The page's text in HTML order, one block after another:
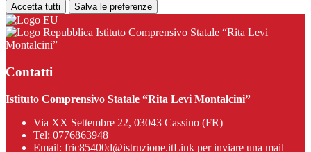
Accetta tutti Salva le preferenze
Istituto Comprensivo Statale “Rita Levi
Montalcini”
Contatti
Istituto Comprensivo Statale “Rita Levi Montalcini”
Via XX Settembre 22, 03043 Cassino (FR)
Tel: 0776863948
Email: fric85400d@istruzione.itLink per inviare una mail